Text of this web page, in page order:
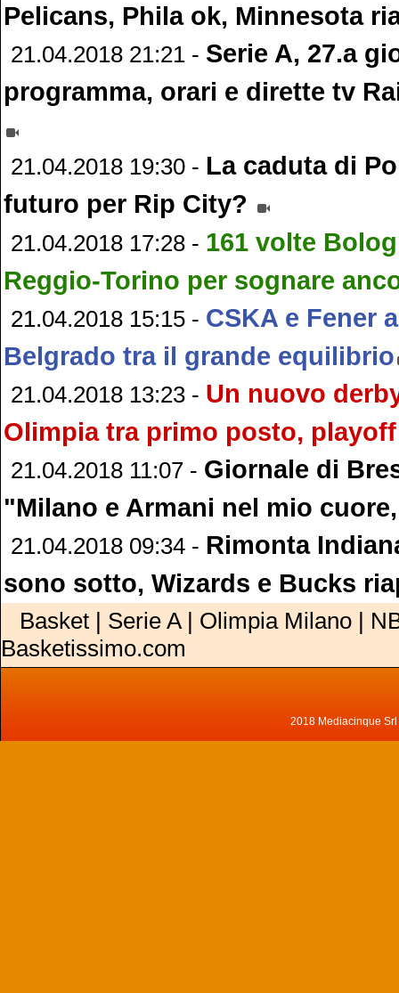
Pelicans, Phila ok, Minnesota
21.04.2018 21:21 - Serie A, 27.a
programma, orari e dirette tv
21.04.2018 19:30 - La caduta di
futuro per Rip City?
21.04.2018 17:28 - 161 volte
Reggio-Torino per sognare
21.04.2018 15:15 - CSKA e Fener
Belgrado tra il grande equilibrio
21.04.2018 13:23 - Un nuovo
Olimpia tra primo posto,
21.04.2018 11:07 - Giornale di
"Milano e Armani nel mio
21.04.2018 09:34 - Rimonta
sono sotto, Wizards e Bucks
Basket | Serie A | Olimpia Milano |
Basketissimo.com
2018 Mediacinque Srl